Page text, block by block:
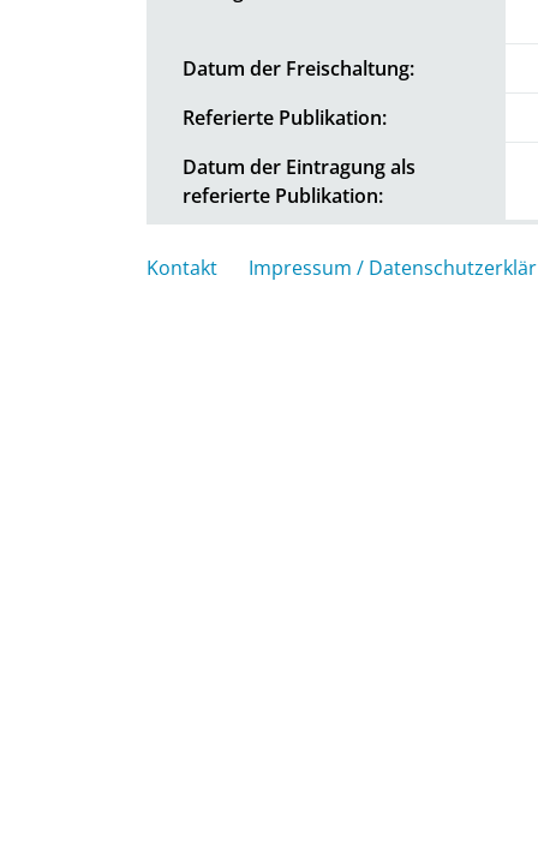
Datum der Freischaltung:
Referierte Publikation:
Datum der Eintragung als
referierte Publikation:
Kontakt Impressum /